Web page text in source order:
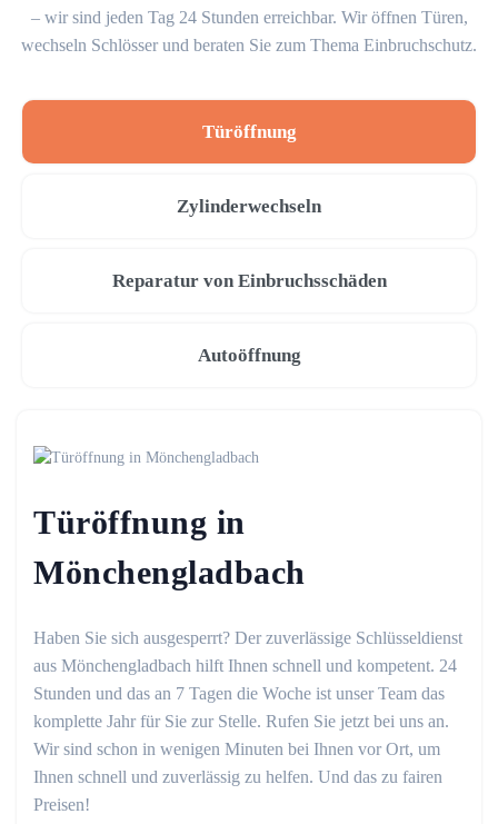
– wir sind jeden Tag 24 Stunden erreichbar. Wir öffnen Türen,
wechseln Schlösser und beraten Sie zum Thema Einbruchschutz.
Türöffnung
Zylinderwechseln
Reparatur von Einbruchsschäden
Autoöffnung
Türöffnung in
Mönchengladbach
Haben Sie sich ausgesperrt? Der zuverlässige Schlüsseldienst
aus Mönchengladbach hilft Ihnen schnell und kompetent. 24
Stunden und das an 7 Tagen die Woche ist unser Team das
komplette Jahr für Sie zur Stelle. Rufen Sie jetzt bei uns an.
Wir sind schon in wenigen Minuten bei Ihnen vor Ort, um
Ihnen schnell und zuverlässig zu helfen. Und das zu fairen
Preisen!